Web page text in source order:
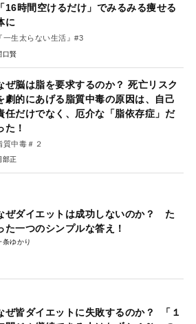
「16時間空けるだけ」でみるみる痩せる
に
『一生太らない生活』#3
口賢
ぜ脳は脂を要求するのか？ 死亡リスク
劇的にあげる脂質中毒の原因は、自己
任だけでなく、厄介な「脂依存症」だ
た！
質中毒＃２
部正
ぜダイエットは成功しないのか？ た
た一つのシンプルな答え！
条ゆかり
ぜ皆ダイエットに失敗するのか？ 「１